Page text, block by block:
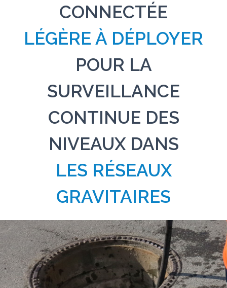
CONNECTÉE
LÉGÈRE À DÉPLOYER
POUR LA
SURVEILLANCE
CONTINUE DES
NIVEAUX DANS
LES RÉSEAUX
GRAVITAIRES